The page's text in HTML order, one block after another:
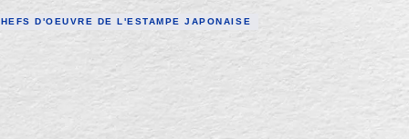
D'OEUVRE DE L'ESTAMPE JAPONAISE